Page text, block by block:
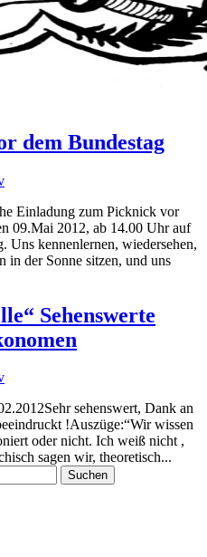
dem Bundestag
Einladung zum Picknick vor
09.Mai 2012, ab 14.00 Uhr auf
Uns kennenlernen, wiedersehen,
in der Sonne sitzen, und uns
Sehenswerte
sehenswert, Dank an
!Auszüge:“Wir wissen
oder nicht. Ich weiß nicht ,
sagen wir, theoretisch...